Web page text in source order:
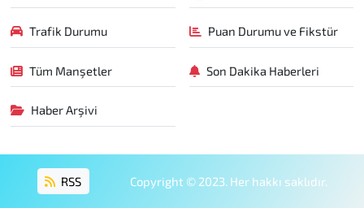
Trafik Durumu Puan Durumu ve Fikstür
Tüm Manşetler Son Dakika Haberleri
Haber Arşivi
RSS Copyright © 2023. Her hakkı saklıdır.